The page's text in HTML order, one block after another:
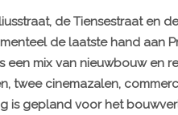
de Tiensestraat en
de laatste hand aan
een mix van nieuwbouw en
twee cinemazalen,
is gepland voor het